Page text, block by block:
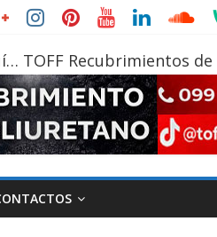
TOFF Recubrimientos